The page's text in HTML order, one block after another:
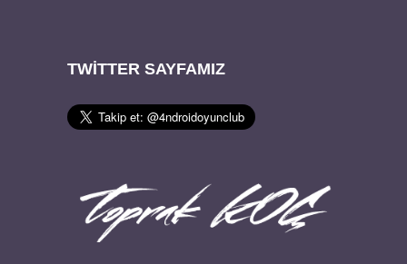
TWITTER SAYFAMIZ